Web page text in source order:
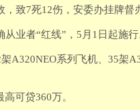
致7死12伤，安委办挂牌督
业者“红线”，5月1日起施行
A320NEO系列飞机、35架
可贷360万。